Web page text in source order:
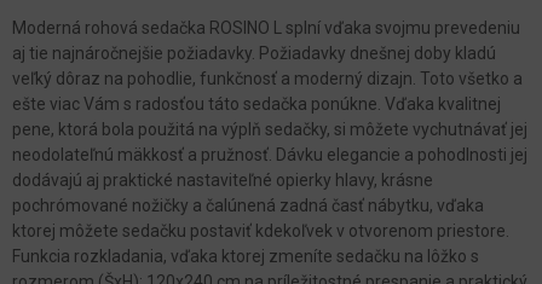
Moderná rohová sedačka ROSINO L splní vďaka svojmu prevedeniu
aj tie najnáročnejšie požiadavky. Požiadavky dnešnej doby kladú
veľký dôraz na pohodlie, funkčnosť a moderný dizajn. Toto všetko a
ešte viac Vám s radosťou táto sedačka ponúkne. Vďaka kvalitnej
pene, ktorá bola použitá na výplň sedačky, si môžete vychutnávať jej
neodolateľnú mäkkosť a pružnosť. Dávku elegancie a pohodlnosti jej
dodávajú aj praktické nastaviteľné opierky hlavy, krásne
pochrómované nožičky a čalúnená zadná časť nábytku, vďaka
ktorej môžete sedačku postaviť kdekoľvek v otvorenom priestore.
Funkcia rozkladania, vďaka ktorej zmeníte sedačku na lôžko s